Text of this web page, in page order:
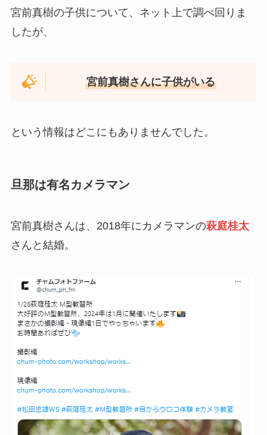
宮前真樹の子供について、ネット上で調べ回りま
したが、
宮前真樹さんに子供がいる
という情報はどこにもありませんでした。
旦那は有名カメラマン
宮前真樹さんは、2018年にカメラマンの萩庭桂太
さんと結婚。